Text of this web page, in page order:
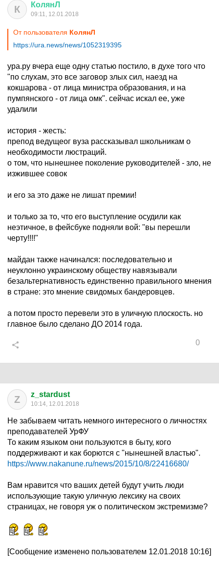
К КолянЛ
09:11, 12.01.2018
От пользователя КолянЛ
https://ura.news/news/1052319395
ура.ру вчера еще одну статью постило, в духе того что
"по слухам, это все заговор злых сил, наезд на
кокшарова - от лица министра образования, и на
пумпянского - от лица омк". сейчас искал ее, уже
удалили
история - жесть:
препод ведущеог вуза рассказывал школьникам о
необходимости люстраций.
о том, что нынешнее поколение руководителей - зло, не
изжившее совок
и его за это даже не лишат премии!
и только за то, что его выступление осудили как
неэтичное, в фейсбуке подняли вой: "вы перешли
черту!!!!"
майдан также начинался: последовательно и
неуклонно украинскому обществу навязывали
безальтернативность единственно правильного мнения
в стране: это мнение свидомых бандеровцев.
а потом просто перевели это в уличную плоскость. но
главное было сделано ДО 2014 года.
0
Z z_stardust
10:14, 12.01.2018
Не забываем читать немного интересного о личностях
преподавателей УрФУ
То каким языком они пользуются в быту, кого
поддерживают и как борются с "нынешней властью".
https://www.nakanune.ru/news/2015/10/8/22416680/
Вам нравится что ваших детей будут учить люди
использующие такую уличную лексику на своих
страницах, не говоря уж о политическом экстремизме?
[Сообщение изменено пользователем 12.01.2018 10:16]